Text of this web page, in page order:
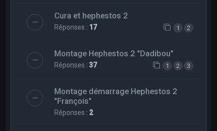
Cura et hephestos 2
Réponses : 17 1 2
Montage Hephestos 2 "Dadibou"
Réponses :37 1 2 3
Montage démarrage Hephestos 2
"François"
Réponses : 2